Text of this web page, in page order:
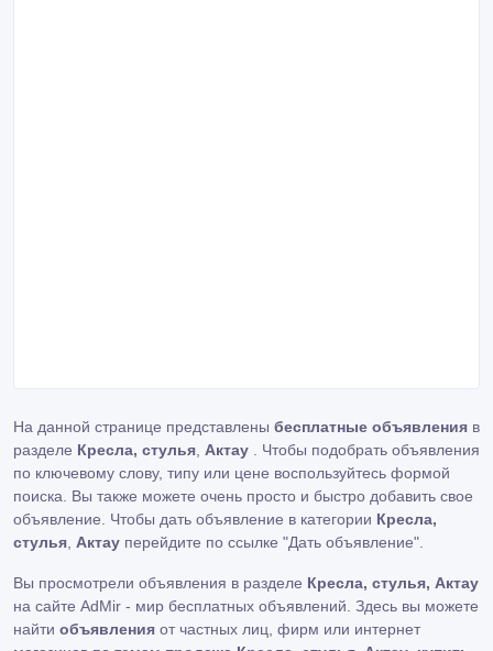
На данной странице представлены бесплатные объявления в
разделе Кресла, стулья Актау . Чтобы подобрать объявления
по ключевому слову, типу или цене воспользуйтесь формой
поиска. Вы также можете очень просто и быстро добавить свое
объявление. Чтобы дать объявление в категории Кресла,
стулья Актау перейдите по ссылке "Дать объявление"
Вы просмотрели объявления в разделе Кресла, стулья, Актау
на сайте AdMir - мир бесплатных объявлений. Здесь вы можете
найти объявления от частных лиц, фирм или интернет